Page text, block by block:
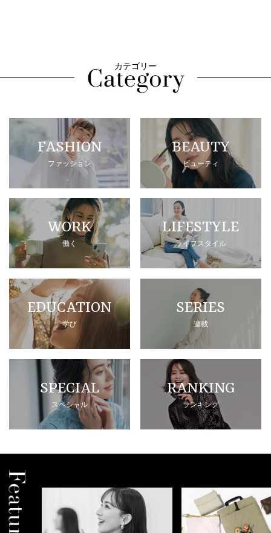
カテゴリー
FASHION
ファッション
BEAUTY
ビューティ
WORK
働く
LIFESTYLE
ライフスタイル
EDUCATION
学び
SERIES
連載
SPECIAL
スペシャル
RANKING
ランキング